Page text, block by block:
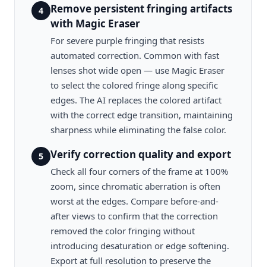
4
Remove persistent fringing artifacts
with Magic Eraser
For severe purple fringing that resists
automated correction. Common with fast
lenses shot wide open — use Magic Eraser
to select the colored fringe along specific
edges. The AI replaces the colored artifact
with the correct edge transition, maintaining
sharpness while eliminating the false color.
5 Verify correction quality and export
Check all four corners of the frame at 100%
zoom, since chromatic aberration is often
worst at the edges. Compare before-and-
after views to confirm that the correction
removed the color fringing without
introducing desaturation or edge softening.
Export at full resolution to preserve the